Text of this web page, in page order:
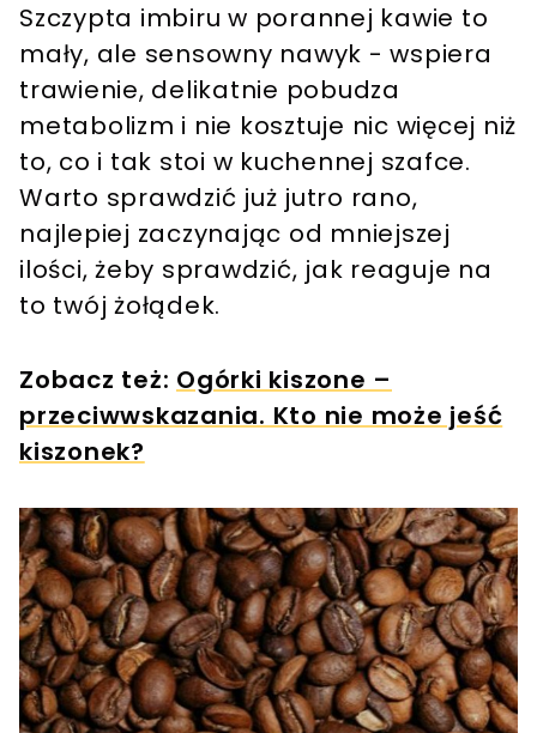
Szczypta imbiru w porannej kawie to
mały, ale sensowny nawyk - wspiera
trawienie, delikatnie pobudza
metabolizm i nie kosztuje nic więcej niż
to, co i tak stoi w kuchennej szafce.
Warto sprawdzić już jutro rano,
najlepiej zaczynając od mniejszej
ilości, żeby sprawdzić, jak reaguje na
to twój żołądek.
Zobacz też: Ogórki kiszone –
przeciwwskazania. Kto nie może jeść
kiszonek?